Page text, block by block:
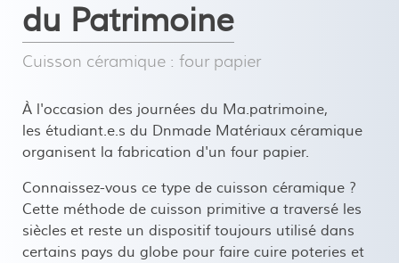
du Patrimoine
Cuisson céramique : four papier
À l'occasion des journées du Ma.patrimoine,
les étudiant.e.s du Dnmade Matériaux céramique
organisent la fabrication d'un four papier.
Connaissez-vous ce type de cuisson céramique ?
Cette méthode de cuisson primitive a traversé les
siècles et reste un dispositif toujours utilisé dans
certains pays du globe pour faire cuire poteries et